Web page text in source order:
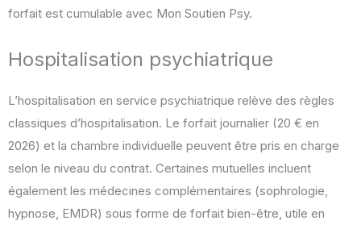
forfait est cumulable avec Mon Soutien Psy.
Hospitalisation psychiatrique
L’hospitalisation en service psychiatrique relève des règles
classiques d’hospitalisation. Le forfait journalier (20 € en
2026) et la chambre individuelle peuvent être pris en charge
selon le niveau du contrat. Certaines mutuelles incluent
également les médecines complémentaires (sophrologie,
hypnose, EMDR) sous forme de forfait bien-être, utile en